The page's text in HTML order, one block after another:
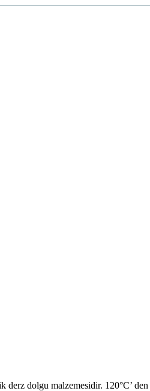
dolgu malzemesidir. 120°C’ den